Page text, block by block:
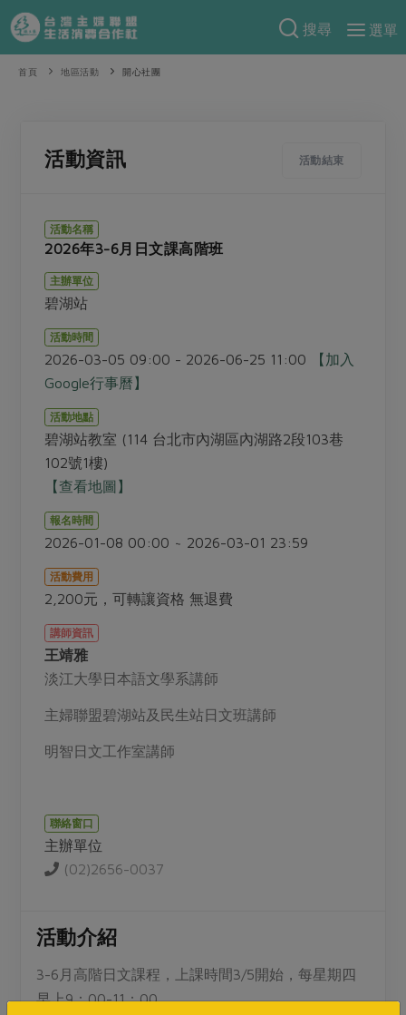
搜尋
選單
產品分類
芽苗類
奶蛋豆・五穀
肉品・水產
畜產肉類
水畜加工品
調理食材・點心
調味醬料/南北貨
保健食品
居家好物
美妝保養 個人清潔
家庭清潔 織品
日用品
最新產品
優惠專區
樂齡友善
食材
麵食
肉食
海鮮
蔬食
蛋料理
料理方式
烘焙．點心
醬料
湯品．鍋物
涼拌沙拉
飲品
節慶大餐
特別企畫
把最好的台灣味帶回家！
2026年端午節預購圓滿結束
更多預購活動
當季產品
合作25-經典快閃最後一週
合作25-精選產品第四彈
合作25-精選產品第三彈
更多當季產品
議題活動
主婦聯盟X樂齡網特約優惠案
30%rPET紅烏龍茶
2024農業發展計畫年度報告
更多議題活動
觀點文章
主婦食堂
社內大小事
產品故事
樂齡生活
廚房瑜伽
關注議題
非基改運動
廢核運動
減添加物 減塑減廢
公益金
更多議題
生活者e週報
綠主張月刊
關於合作社
認識合作社
關於我們
合作社組織
員工與求才
產品檢驗
自主把關
檢驗報告
合作社法規
社務專區
選舉專區
媒體報導
下載專區
社務會議
活動報下載
重要公告
首頁 地區活動 開心社團
活動結束
活動資訊
活動名稱
2026年3-6月日文課高階班
主辦單位
碧湖站
活動時間
2026-03-05 09:00 - 2026-06-25 11:00
【加入
Google行事曆】
活動地點
碧湖站教室 (114 台北市內湖區內湖路2段103巷
102號1樓)
【查看地圖】
報名時間
2026-01-08 00:00 ~ 2026-03-01 23:59
活動費用
2,200元，可轉讓資格 無退費
講師資訊
王靖雅
淡江大學日本語文學系講師
主婦聯盟碧湖站及民生站日文班講師
明智日文工作室講師
聯絡窗口
主辦單位
(02)2656-0037
活動介紹
3-6月高階日文課程，上課時間3/5開始，每星期四
早上9：00-11：00